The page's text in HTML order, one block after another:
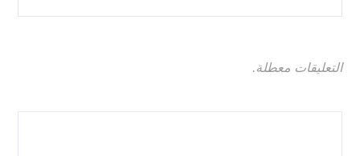
التعليقات معطلة.